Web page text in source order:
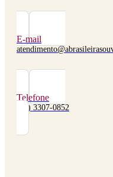
E-mail
Telefone
(48) 3307-0852